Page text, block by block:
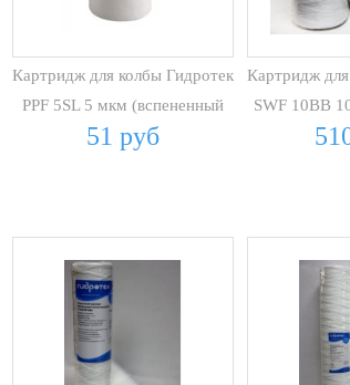
Картридж для колбы Гидротек
PPF 5SL 5 мкм (вспененный
ПП)
51 руб
Картридж
SWF 10BB